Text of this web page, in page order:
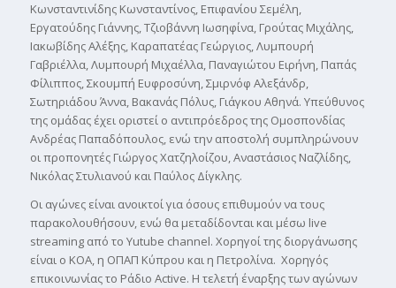
Κωνσταντινίδης Κωνσταντίνος, Επιφανίου Σεμέλη,
Εργατούδης Γιάννης, Τζιοβάννη Ιωσηφίνα, Γρούτας Μιχάλης,
Ιακωβίδης Αλέξης, Καραπατέας Γεώργιος, Λυμπουρή
Γαβριέλλα, Λυμπουρή Μιχαέλλα, Παναγιώτου Ειρήνη, Παπάς
Φίλιππος, Σκουμπή Ευφροσύνη, Σμιρνόφ Αλεξάνδρ,
Σωτηριάδου Άννα, Βακανάς Πόλυς, Γιάγκου Αθηνά. Υπεύθυνος
της ομάδας έχει οριστεί ο αντιπρόεδρος της Ομοσπονδίας
Ανδρέας Παπαδόπουλος, ενώ την αποστολή συμπληρώνουν
οι προπονητές Γιώργος Χατζηλοίζου, Αναστάσιος Ναζλίδης,
Νικόλας Στυλιανού και Παύλος Δίγκλης.
Οι αγώνες είναι ανοικτοί για όσους επιθυμούν να τους
παρακολουθήσουν, ενώ θα μεταδίδονται και μέσω live
streaming από το Yutube channel. Χορηγοί της διοργάνωσης
είναι ο ΚΟΑ, η ΟΠΑΠ Κύπρου και η Πετρολίνα. Χορηγός
επικοινωνίας το Ράδιο Active. Η τελετή έναρξης των αγώνων